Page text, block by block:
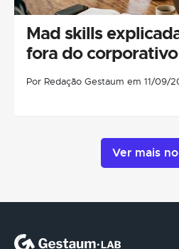
Mad skills
fora do corporativo
Por Redação Gestaum em 11/09/
Ver mais